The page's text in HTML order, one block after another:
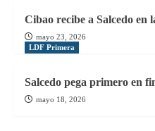
Cibao recibe a Salcedo en
mayo 23, 2026
LDF Primera
Salcedo pega primero en
mayo 18, 2026